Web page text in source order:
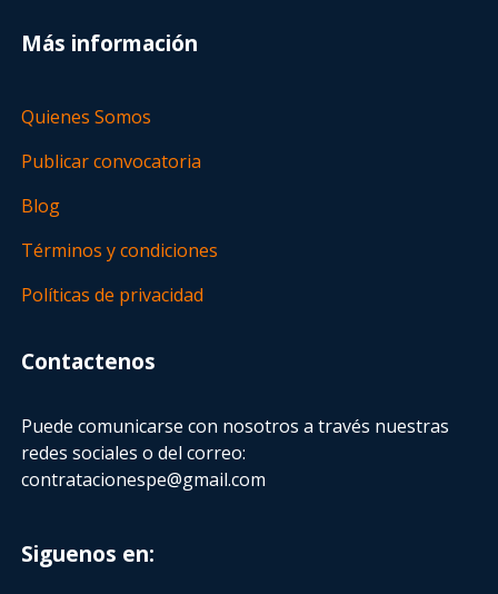
Más información
Quienes Somos
Publicar convocatoria
Blog
Términos y condiciones
Políticas de privacidad
Contactenos
Puede comunicarse con nosotros a través nuestras
redes sociales o del correo:
contratacionespe@gmail.com
Siguenos en: